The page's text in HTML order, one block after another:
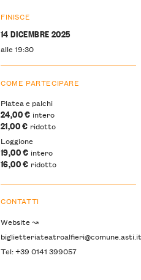
FINISCE
14 DICEMBRE 2025
alle 19:30
COME PARTECIPARE
Platea e palchi
24,00 € intero
21,00 € ridotto
Loggione
19,00 € intero
16,00 € ridotto
CONTATTI
Website ↝
biglietteriateatroalfieri@comune.asti.it
Tel: +39 0141 399057